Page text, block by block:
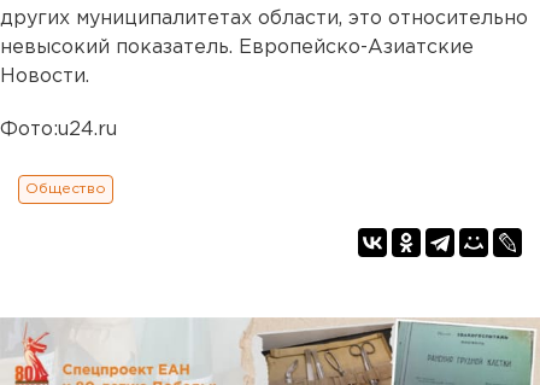
других муниципалитетах области, это относительно
невысокий показатель. Европейско-Азиатские
Новости.
Фото:u24.ru
Общество